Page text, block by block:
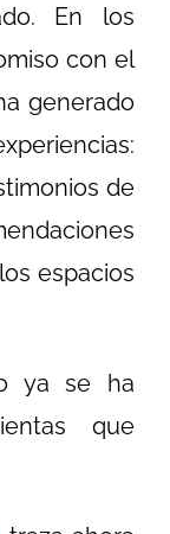
En los
con el
generado
de
espacios
ya se ha
que